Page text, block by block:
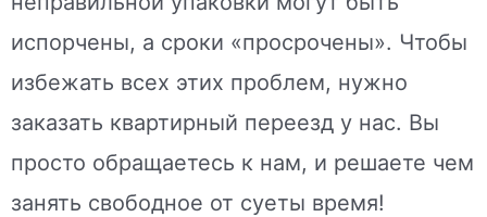
испорчены, а сроки «просрочены». Чтобы
избежать всех этих проблем, нужно
заказать квартирный переезд у нас. Вы
просто обращаетесь к нам, и решаете чем
занять свободное от суеты время!